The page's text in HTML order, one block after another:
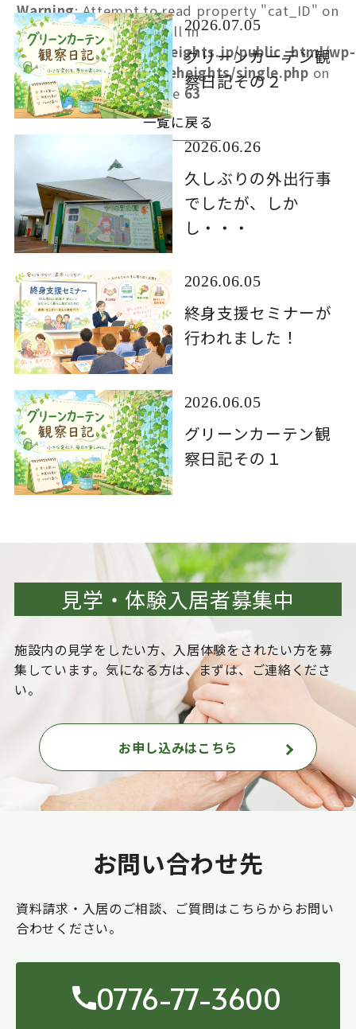
Warning: Attempt to read property "cat_ID" on
null in
/home/keihatsu/careheights.jp/public_html/wp-
content/themes/careheights/single.php on
line 63
一覧に戻る
2026.07.05
グリーンカーテン観
察日記その２
2026.06.26
久しぶりの外出行事
でしたが、しか
し・・・
2026.06.05
終身支援セミナーが
行われました！
2026.06.05
グリーンカーテン観
察日記その１
見学・体験入居者募集中
施設内の見学をしたい方、入居体験をされたい方を募
集しています。気になる方は、まずは、ご連絡くださ
い。
お申し込みはこちら
お問い合わせ先
資料請求・入居のご相談、ご質問はこちらからお問い
合わせください。
0776-77-3600